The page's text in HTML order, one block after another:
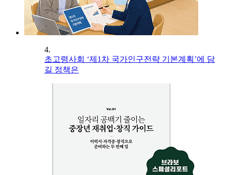
4.
초고령사회 ‘제1차 국가인구전략 기본계획’에 담
길 정책은